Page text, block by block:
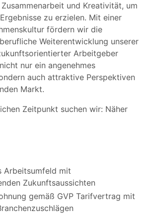
und Kreativität, um
zu erzielen. Mit einer
fördern wir die
Weiterentwicklung unserer
Arbeitgeber
nur ein angenehmes
auch attraktive Perspektiven
Markt.
Zeitpunkt suchen wir: Näher
Arbeitsumfeld mit
Zukunftsaussichten
gemäß GVP Tarifvertrag mit